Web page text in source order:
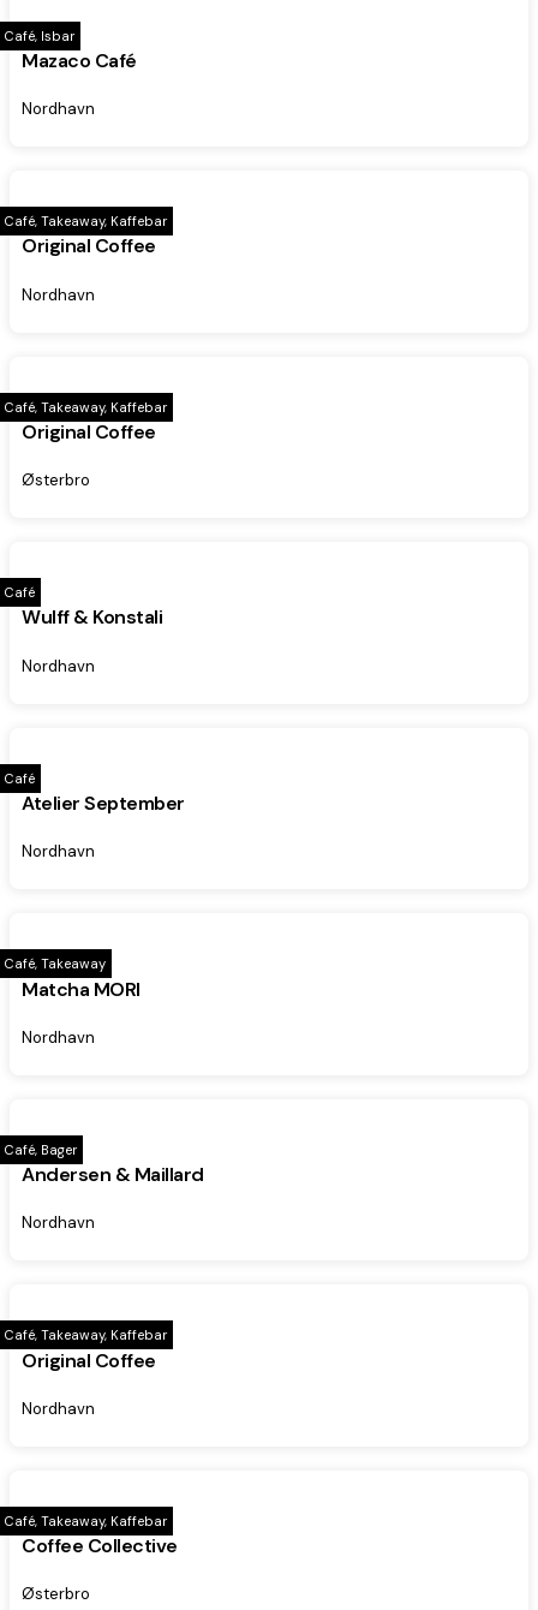
Café, Isbar
Mazaco Café
Nordhavn
Café, Takeaway, Kaffebar
Original Coffee
Nordhavn
Café, Takeaway, Kaffebar
Original Coffee
Østerbro
Café
Wulff & Konstali
Nordhavn
Café
Atelier September
Nordhavn
Café, Takeaway
Matcha MORI
Nordhavn
Café, Bager
Andersen & Maillard
Nordhavn
Café, Takeaway, Kaffebar
Original Coffee
Nordhavn
Café, Takeaway, Kaffebar
Coffee Collective
Østerbro